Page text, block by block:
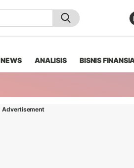
NEWS ANALISIS BISNIS
Advertisement